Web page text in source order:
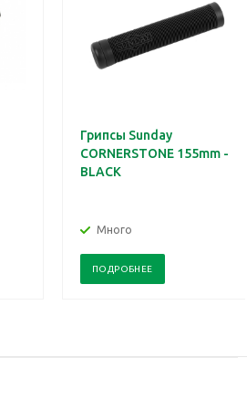
Грипсы Sunday
CORNERSTONE 155mm -
BLACK
Много
ПОДРОБНЕЕ